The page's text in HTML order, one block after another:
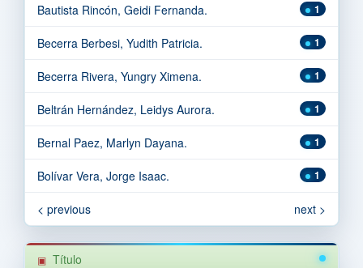
1
Bautista Rincón, Geidi Fernanda.
1
Becerra Berbesi, Yudith Patricia.
1
Becerra Rivera, Yungry Ximena.
1
Beltrán Hernández, Leidys Aurora.
1
Bernal Paez, Marlyn Dayana.
1
Bolívar Vera, Jorge Isaac.
< previous next >
Título